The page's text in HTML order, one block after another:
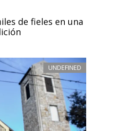
de fieles en una
UNDEFINED